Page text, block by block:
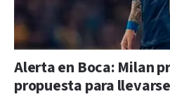
Alerta en Boca: Milan
propuesta para